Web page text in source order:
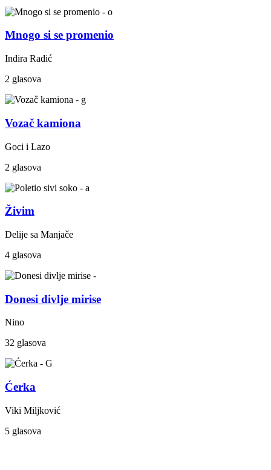
Mnogo si se promenio
Indira Radić
2 glasova
Vozač kamiona
Goci i Lazo
2 glasova
Živim
Delije sa Manjače
4 glasova
Donesi divlje mirise
Nino
32 glasova
Ćerka
Viki Miljković
5 glasova